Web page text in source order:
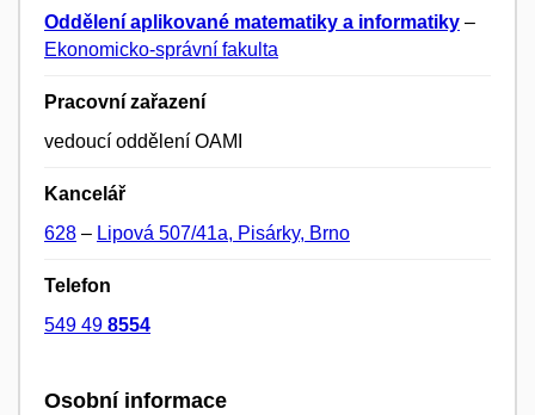
Oddělení aplikované matematiky a informatiky –
Ekonomicko-správní fakulta
Pracovní zařazení
vedoucí oddělení OAMI
Kancelář
628 – Lipová 507/41a, Pisárky, Brno
Telefon
549 49 8554
Osobní informace